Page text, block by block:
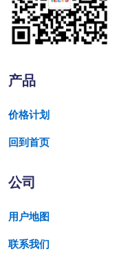
产品
价格计划
回到首页
公司
用户地图
联系我们